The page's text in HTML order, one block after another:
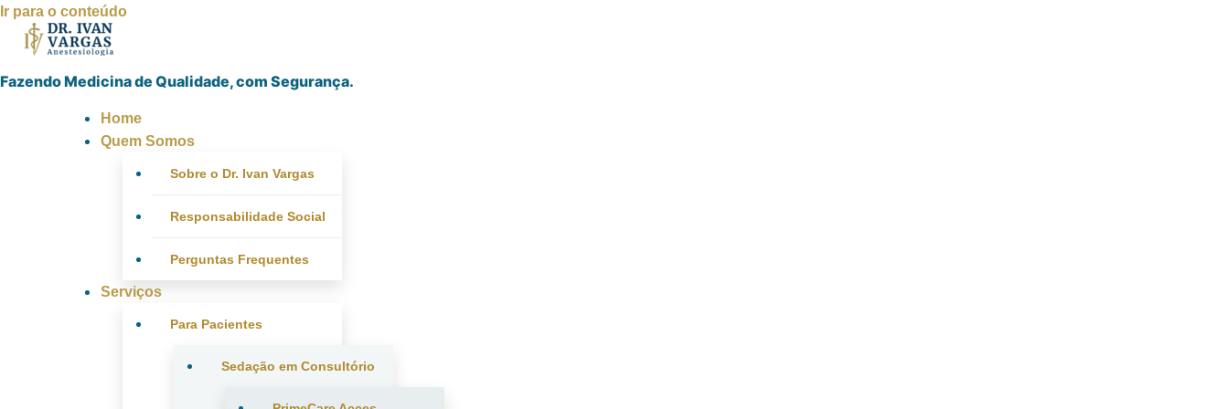
Ir para o conteúdo
Fazendo Medicina de Qualidade, com Segurança.
Home
Quem Somos
Sobre o Dr. Ivan Vargas
Responsabilidade Social
Perguntas Frequentes
Serviços
Para Pacientes
Sedação em Consultório